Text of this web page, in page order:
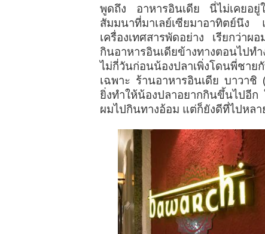
พูดถึง อาหารอินเดีย นี่ไม่เคยอยู่ใ
สัมมนาที่มาเลย์เซียมาอาทิตย์นึง
เครื่องเทศสารพัดอย่าง เรียกว่าผ
กินอาหารอินเดียข้างทางตอนไปท
ไม่กี่วันก่อนน้องปลาเพิ่งโดนพี่ชาย
เฉพาะ ร้านอาหารอินเดีย บาวา
ยิ่งทำให้น้องปลาอยากกินขึ้นไปอีก
ผมไปกินทางอ้อม แต่ก็ยังดีที่ไปหล